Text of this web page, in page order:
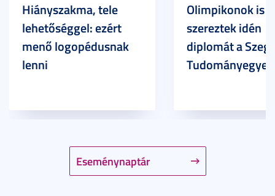
Eseménynaptár
Hiányszakma, tele
lehetőséggel: ezért
menő logopédusnak
lenni
Olimpikonok is
szereztek idén
diplomát a